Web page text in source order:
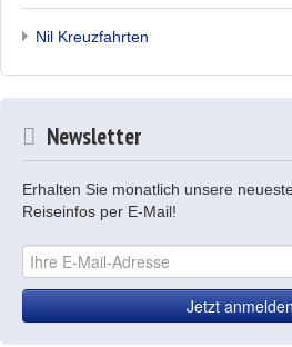
Nil Kreuzfahrten
Newsletter
Erhalten Sie monatlich unsere
Reiseinfos per E-Mail!
Jetzt